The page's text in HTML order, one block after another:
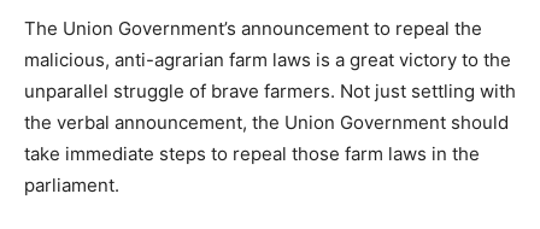
The Union Government’s announcement to repeal the
malicious, anti-agrarian farm laws is a great victory to the
unparallel struggle of brave farmers. Not just settling with
the verbal announcement, the Union Government should
take immediate steps to repeal those farm laws in the
parliament.